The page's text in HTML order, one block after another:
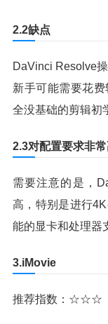
2.2缺点
DaVinci Resolve
新手可能需要花
全没基础的剪辑初
2.3对配置要求非
需要注意的是，
高，特别是进行
能的显卡和处理器
3.iMovie
推荐指数：☆☆☆